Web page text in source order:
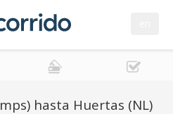
hasta Huertas (NL)